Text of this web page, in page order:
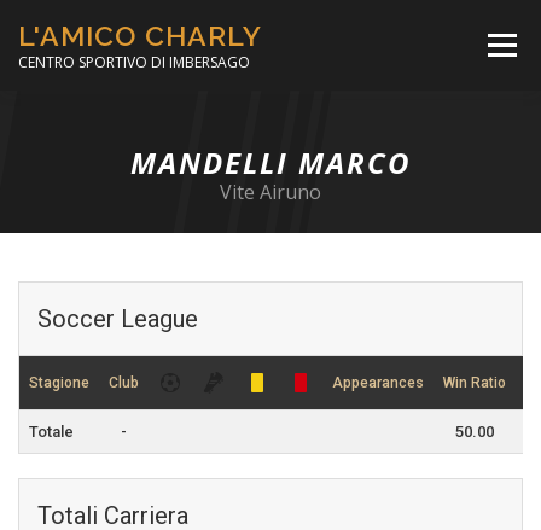
contenuto
L'AMICO CHARLY
CENTRO SPORTIVO DI IMBERSAGO
Menù
SCUOLA TENNIS
MANDELLI MARCO
Vite Airuno
Soccer League
Stagione Club Appearances Win Ratio
Totale - 50.00
Totali Carriera